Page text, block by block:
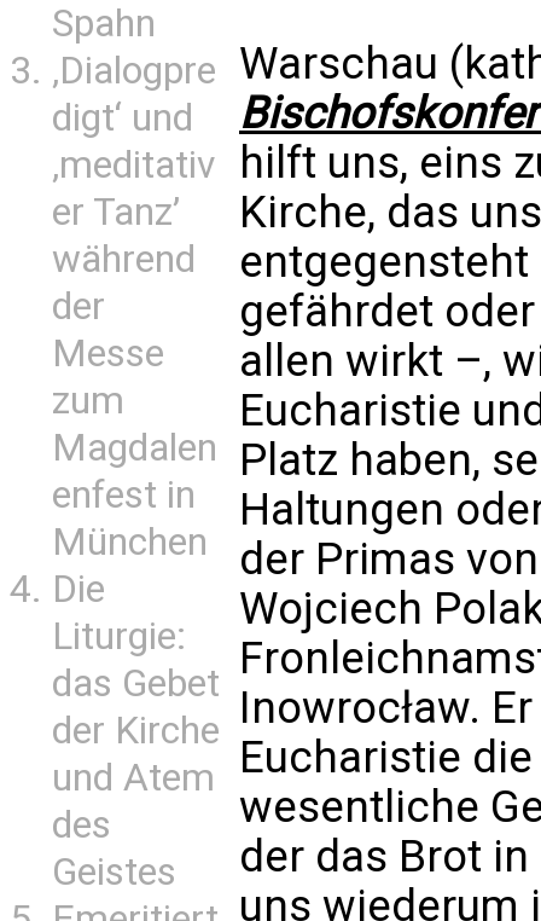
Spahn
‚Dialogpre
digt‘ und
‚meditativ
er Tanz’
während
der
Messe
zum
Magdalen
enfest in
München
Die
Liturgie:
das Gebet
der Kirche
und Atem
des
Geistes
Warschau
hilft uns, eins
Kirche, das
gefährdet
allen wirkt –,
Eucharistie
Platz haben,
Haltungen
der Primas
Wojciech
Inowrocław.
Eucharistie
wesentliche
der das Brot
uns wiederum